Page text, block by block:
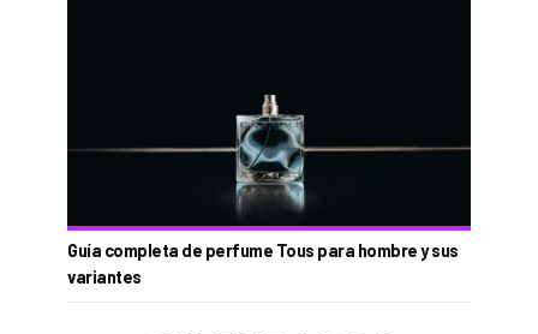
Guía completa de perfume Tous para hombre y sus
variantes